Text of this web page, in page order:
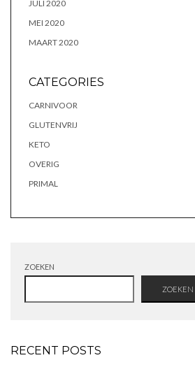
JULI 2020
MEI 2020
MAART 2020
CATEGORIES
CARNIVOOR
GLUTENVRIJ
KETO
OVERIG
PRIMAL
ZOEKEN
ZOEKEN
RECENT POSTS